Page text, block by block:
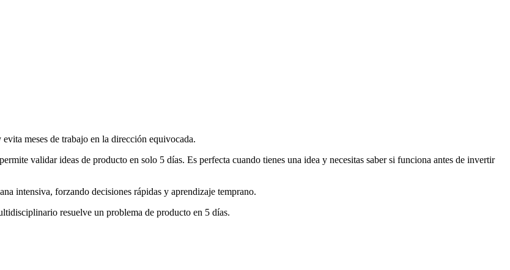
meses de trabajo en la dirección equivocada.
validar ideas de producto en solo 5 días. Es perfecta cuando tienes una idea y necesitas saber si funciona antes de invertir
intensiva, forzando decisiones rápidas y aprendizaje temprano.
resuelve un problema de producto en 5 días.